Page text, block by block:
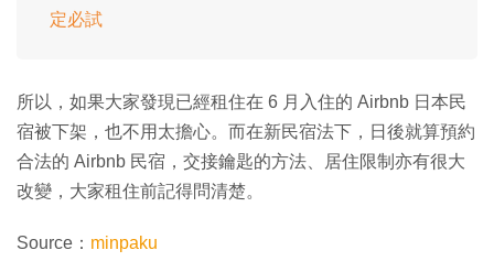
定必試
所以，如果大家發現已經租住在 6 月入住的 Airbnb 日本民
宿被下架，也不用太擔心。而在新民宿法下，日後就算預約
合法的 Airbnb 民宿，交接鑰匙的方法、居住限制亦有很大
改變，大家租住前記得問清楚。
Source： minpaku